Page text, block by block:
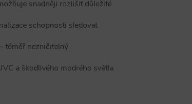
snadněji rozlišit důležité
schopnosti sledovat
– téměř nezničitelný
a škodlivého modrého světla